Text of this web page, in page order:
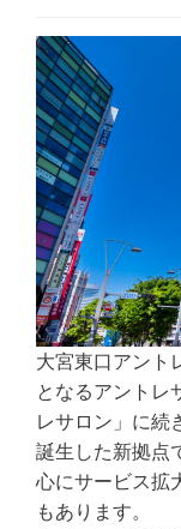
大宮東口アント
となるアントレ
レサロン」に続
誕生した新拠点
心にサービス拡
もあります。